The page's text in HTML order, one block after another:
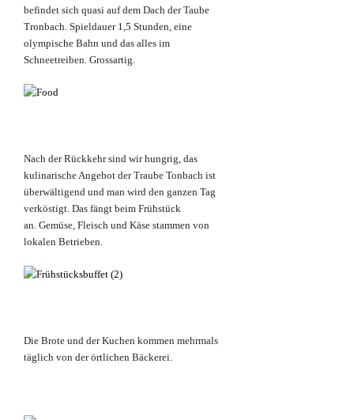
befindet sich quasi auf dem Dach der Taube
Tronbach. Spieldauer 1,5 Stunden, eine
olympische Bahn und das alles im
Schneetreiben. Grossartig.
Nach der Rückkehr sind wir hungrig, das
kulinarische Angebot der Traube Tonbach ist
überwältigend und man wird den ganzen Tag
verköstigt. Das fängt beim Frühstück
an. Gemüse, Fleisch und Käse stammen von
lokalen Betrieben.
Die Brote und der Kuchen kommen mehrmals
täglich von der örtlichen Bäckerei.